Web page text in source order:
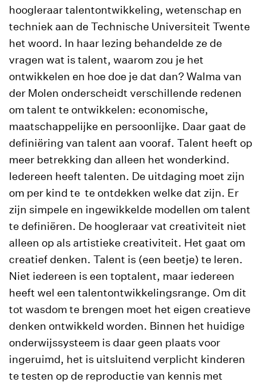
hoogleraar talentontwikkeling, wetenschap en
techniek aan de Technische Universiteit Twente
het woord. In haar lezing behandelde ze de
vragen wat is talent, waarom zou je het
ontwikkelen en hoe doe je dat dan? Walma van
der Molen onderscheidt verschillende redenen
om talent te ontwikkelen: economische,
maatschappelijke en persoonlijke. Daar gaat de
definiëring van talent aan vooraf. Talent heeft op
meer betrekking dan alleen het wonderkind.
Iedereen heeft talenten. De uitdaging moet zijn
om per kind te te ontdekken welke dat zijn. Er
zijn simpele en ingewikkelde modellen om talent
te definiëren. De hoogleraar vat creativiteit niet
alleen op als artistieke creativiteit. Het gaat om
creatief denken. Talent is (een beetje) te leren.
Niet iedereen is een toptalent, maar iedereen
heeft wel een talentontwikkelingsrange. Om dit
tot wasdom te brengen moet het eigen creatieve
denken ontwikkeld worden. Binnen het huidige
onderwijssysteem is daar geen plaats voor
ingeruimd, het is uitsluitend verplicht kinderen
te testen op de reproductie van kennis met